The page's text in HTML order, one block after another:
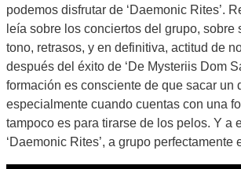
podemos disfrutar de ‘Daemonic Rites’.
leía sobre los conciertos del grupo, sobre
tono, retrasos, y en definitiva, actitud de
después del éxito de ‘De Mysteriis Dom
formación es consciente de que sacar un
especialmente cuando cuentas con una
tampoco es para tirarse de los pelos. Y a
‘Daemonic Rites’, a grupo perfectamente